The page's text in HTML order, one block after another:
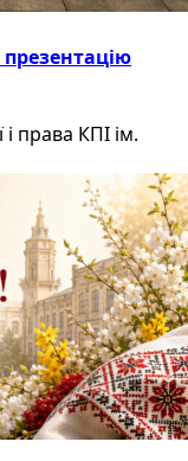
і права КПІ ім.